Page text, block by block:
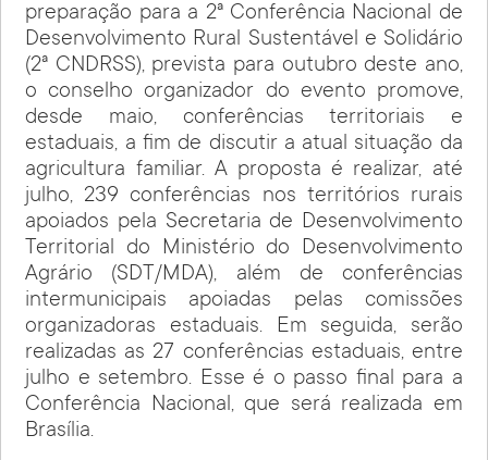
preparação para a 2ª Conferência Nacional de
Desenvolvimento Rural Sustentável e Solidário
(2ª CNDRSS), prevista para outubro deste ano,
o conselho organizador do evento promove,
desde maio, conferências territoriais e
estaduais, a fim de discutir a atual situação da
agricultura familiar. A proposta é realizar, até
julho, 239 conferências nos territórios rurais
apoiados pela Secretaria de Desenvolvimento
Territorial do Ministério do Desenvolvimento
Agrário (SDT/MDA), além de conferências
intermunicipais apoiadas pelas comissões
organizadoras estaduais. Em seguida, serão
realizadas as 27 conferências estaduais, entre
julho e setembro. Esse é o passo final para a
Conferência Nacional, que será realizada em
Brasília.